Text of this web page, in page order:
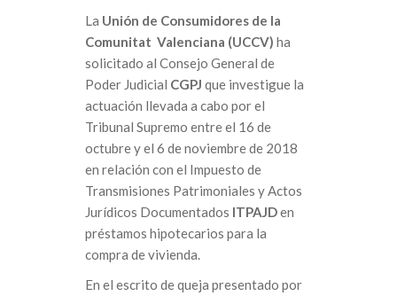
La Unión de Consumidores de la
Comunitat Valenciana (UCCV) ha
solicitado al Consejo General de
Poder Judicial CGPJ que investigue la
actuación llevada a cabo por el
Tribunal Supremo entre el 16 de
octubre y el 6 de noviembre de 2018
en relación con el Impuesto de
Transmisiones Patrimoniales y Actos
Jurídicos Documentados ITPAJDen
préstamos hipotecarios para la
compra de vivienda.
En el escrito de queja presentado por